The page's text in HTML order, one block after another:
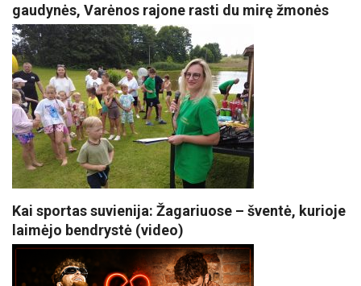
gaudynės, Varėnos rajone rasti du mirę žmonės
Kai sportas suvienija: Žagariuose – šventė, kurioje
laimėjo bendrystė (video)